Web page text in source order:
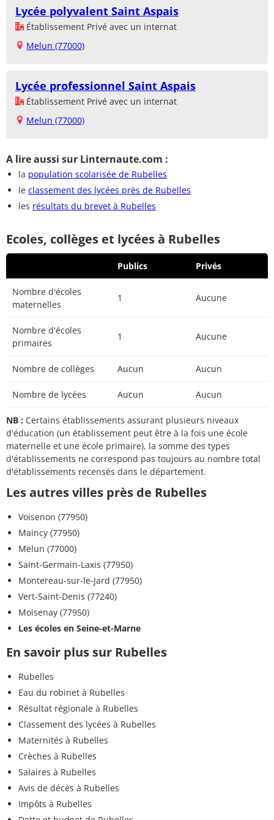
Lycée polyvalent Saint Aspais
Établissement Privé avec un internat
Melun (77000)
Lycée professionnel Saint Aspais
Établissement Privé avec un internat
Melun (77000)
A lire aussi sur Linternaute.com :
la population scolarisée de Rubelles
le classement des lycées près de Rubelles
les résultats du brevet à Rubelles
Ecoles, collèges et lycées à Rubelles
Publics Privés
Nombre d'écoles
maternelles
1 Aucune
Nombre d'écoles
primaires
1 Aucune
Nombre de collèges Aucun Aucun
Nombre de lycées Aucun Aucun
NB : Certains établissements assurant plusieurs niveaux
d'éducation (un établissement peut être à la fois une école
maternelle et une école primaire), la somme des types
d'établissements ne correspond pas toujours au nombre total
d'établissements recensés dans le département.
Les autres villes près de Rubelles
Voisenon (77950)
Maincy (77950)
Melun (77000)
Saint-Germain-Laxis (77950)
Montereau-sur-le-Jard (77950)
Vert-Saint-Denis (77240)
Moisenay (77950)
Les écoles en Seine-et-Marne
En savoir plus sur Rubelles
Rubelles
Eau du robinet à Rubelles
Résultat régionale à Rubelles
Classement des lycées à Rubelles
Maternités à Rubelles
Crèches à Rubelles
Salaires à Rubelles
Avis de décès à Rubelles
Impôts à Rubelles